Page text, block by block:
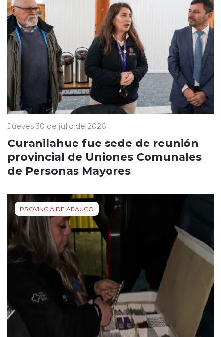
Jueves 30 de julio de 2026
Curanilahue fue sede de reunión
provincial de Uniones Comunales
de Personas Mayores
PROVINCIA DE ARAUCO